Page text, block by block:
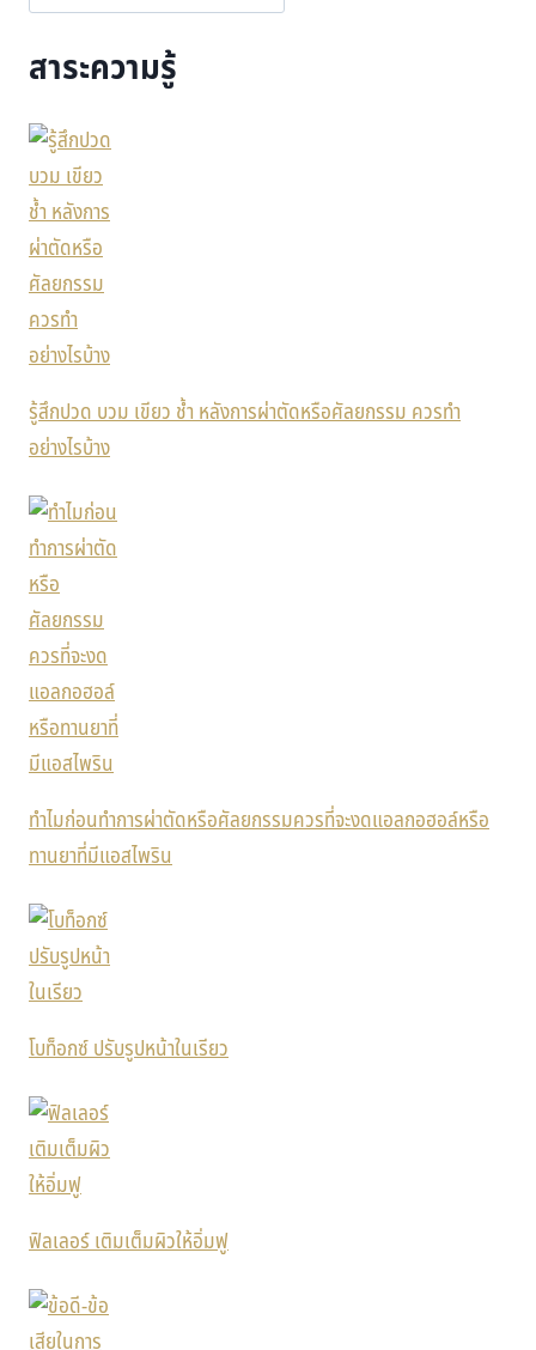
สาระความรู้
รู้สึกปวด บวม เขียว ช้ำ หลังการผ่าตัดหรือศัลยกรรม ควรทำ
อย่างไรบ้าง
ทำไมก่อนทำการผ่าตัดหรือศัลยกรรมควรที่จะงดแอลกอฮอล์หรือ
ทานยาที่มีแอสไพริน
โบท็อกซ์ ปรับรูปหน้าในเรียว
ฟิลเลอร์ เติมเต็มผิวให้อิ่มฟู